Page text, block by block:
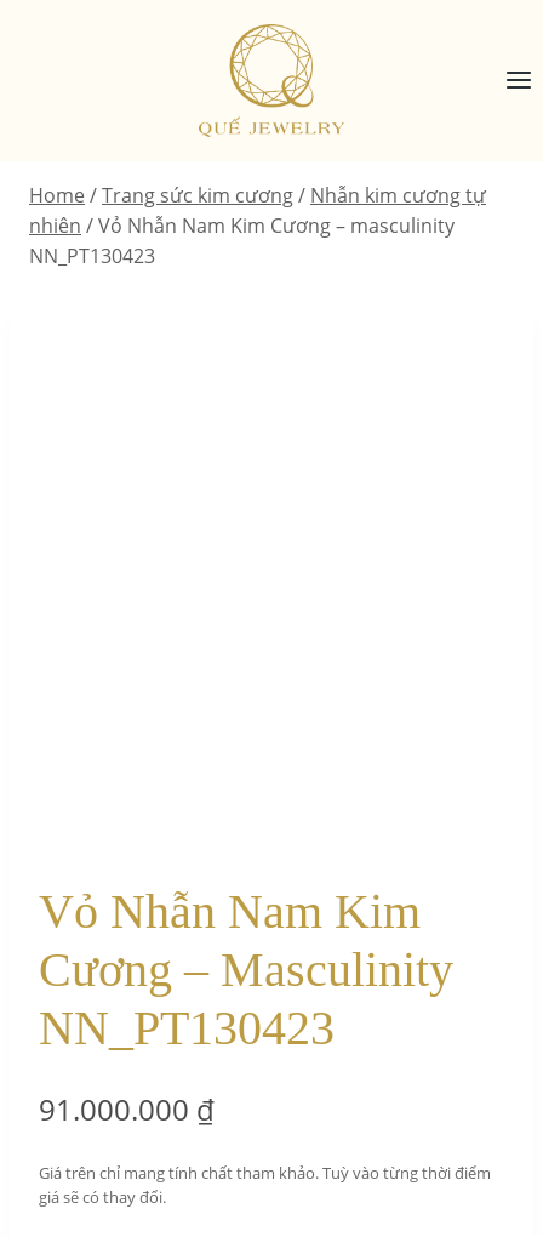
Home /Trang sức kim cương/ Nhẫn kim cương tự
nhiên /Vỏ Nhẫn Nam Kim Cương – masculinity
NN_PT130423
Vỏ Nhẫn Nam Kim
Cương – Masculinity
NN_PT130423
91.000.000 ₫
Giá trên chỉ mang tính chất tham khảo. Tuỳ vào từng thời điểm
giá sẽ có thay đổi.